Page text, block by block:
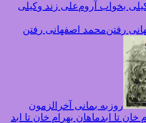
علی زند وکیلی
محمد اصفهانی رفتن
روزبه بمانی آخرالزمون
ماهان بهرام خان تا ابد